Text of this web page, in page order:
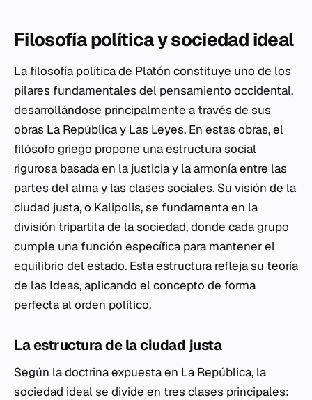
Filosofía política y sociedad ideal
La filosofía política de Platón constituye uno de los
pilares fundamentales del pensamiento occidental,
desarrollándose principalmente a través de sus
obras La Repúblicay Las Leyes. En estas obras, el
filósofo griego propone una estructura social
rigurosa basada en la justicia y la armonía entre las
partes del alma y las clases sociales. Su visión de la
ciudad justa, o Kalipolis, se fundamenta en la
división tripartita de la sociedad, donde cada grupo
cumple una función específica para mantener el
equilibrio del estado. Esta estructura refleja su teoría
de las Ideas, aplicando el concepto de forma
perfecta al orden político.
La estructura de la ciudad justa
Según la doctrina expuesta en La República, la
sociedad ideal se divide en tres clases principales: